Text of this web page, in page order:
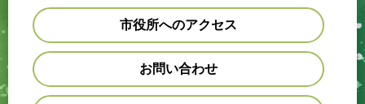
市役所へのアクセス
お問い合わせ